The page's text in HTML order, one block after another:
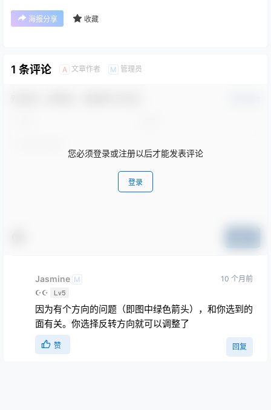
海报分享 收藏
1 条评论 A 文章作者 M 管理员
您必须登录或注册以后才能发表评论
登录
Jasmine M
☪☪
Lv5
10 个月前
因为有个方向的问题（即图中绿色箭头），和你选到的
面有关。你选择反转方向就可以调整了
赞 回复